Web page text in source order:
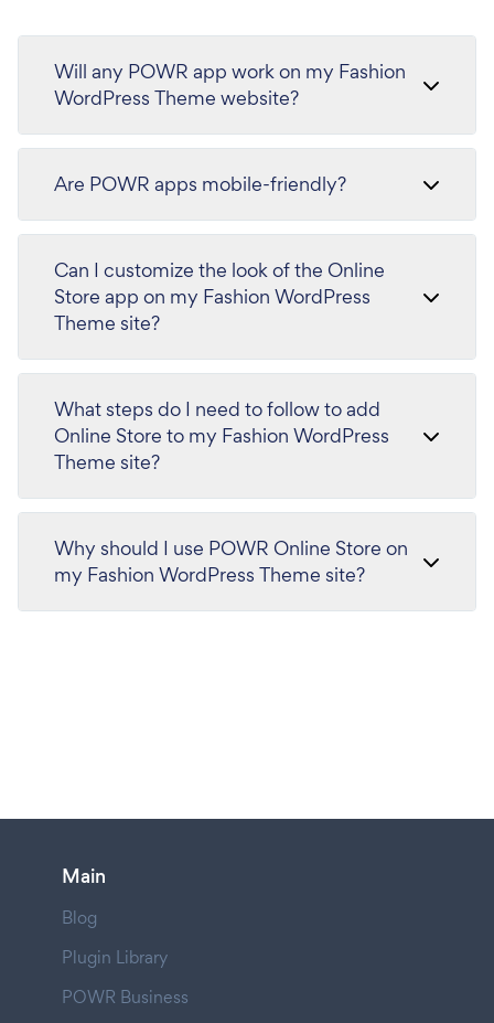
Will any POWR app work on my Fashion
WordPress Theme website?
Are POWR apps mobile-friendly?
Can I customize the look of the Online
Store app on my Fashion WordPress
Theme site?
What steps do I need to follow to add
Online Store to my Fashion WordPress
Theme site?
Why should I use POWR Online Store on
my Fashion WordPress Theme site?
Main
Blog
Plugin Library
POWR Business